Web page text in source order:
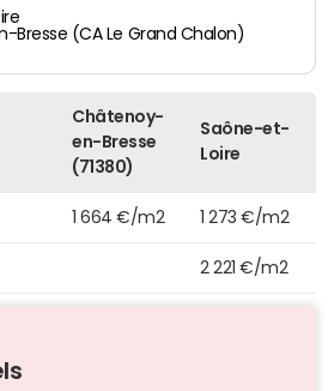
Bresse (CA Le Grand Chalon)
Châtenoy-
en-Bresse
(71380)
Saône-et-
Loire
1 664 €/m2 1 273 €/m2
2 221 €/m2